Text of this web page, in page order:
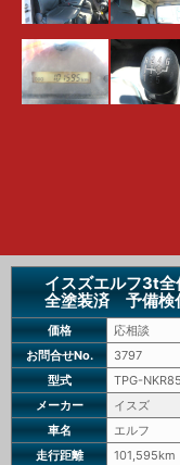
イスズエルフ3t
全塗装済 予備検
価格
応相談
お問合せNo.
3797
型式
TPG-
メーカー
イスズ
車名
エルフ
走行距離
101,595km